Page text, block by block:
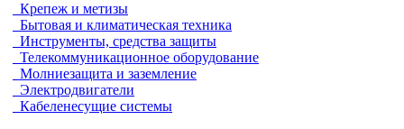
Крепеж и метизы
Бытовая и климатическая техника
Инструменты, средства защиты
Телекоммуникационное оборудование
Молниезащита и заземление
Электродвигатели
Кабеленесущие системы